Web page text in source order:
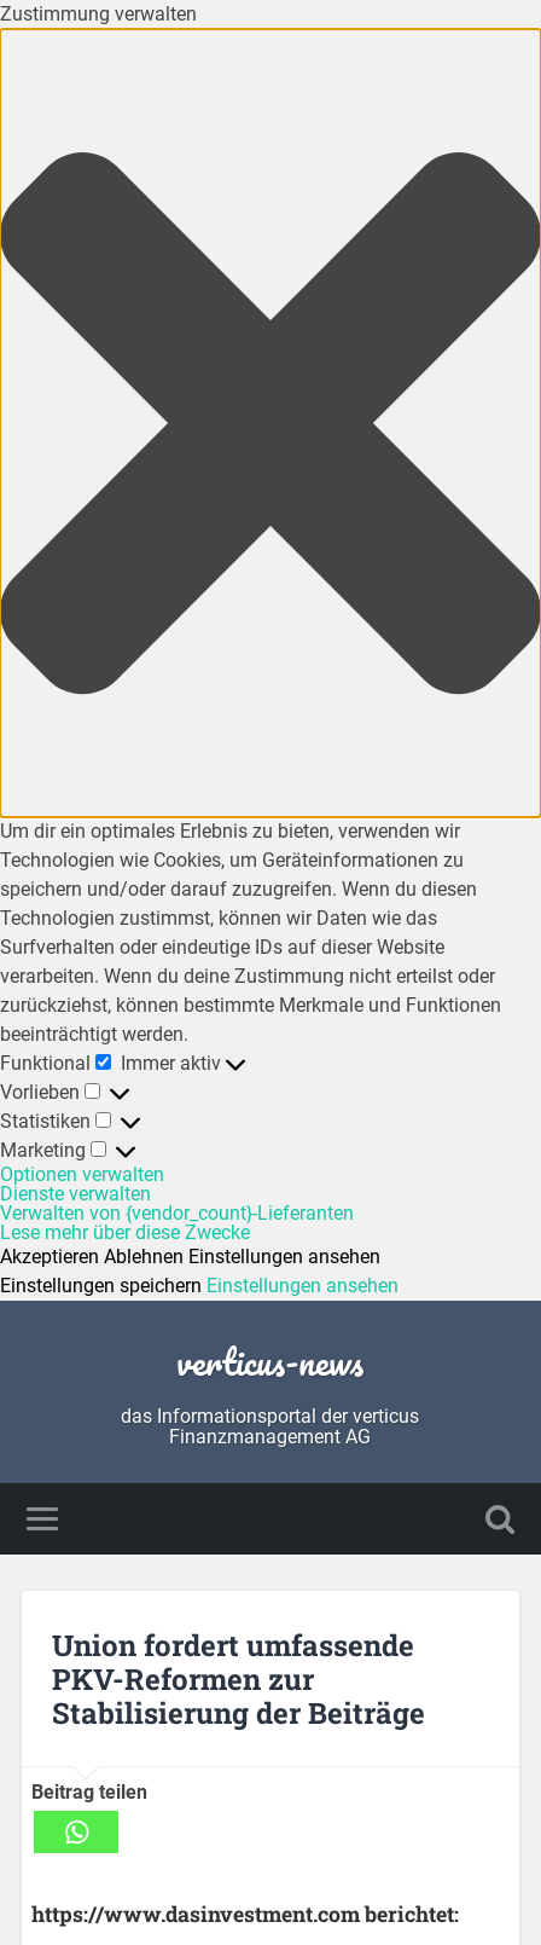
Zustimmung verwalten
Um dir ein optimales Erlebnis zu bieten, verwenden wir
Technologien wie Cookies, um Geräteinformationen zu
speichern und/oder darauf zuzugreifen. Wenn du diesen
Technologien zustimmst, können wir Daten wie das
Surfverhalten oder eindeutige IDs auf dieser Website
verarbeiten. Wenn du deine Zustimmung nicht erteilst oder
zurückziehst, können bestimmte Merkmale und Funktionen
beeinträchtigt werden.
Funktional
Immer aktiv
Vorlieben
Statistiken
Marketing
Optionen verwalten
Dienste verwalten
Verwalten von {vendor_count}-Lieferanten
Lese mehr über diese Zwecke
Akzeptieren Ablehnen Einstellungen ansehen
Einstellungen speichern Einstellungen ansehen
verticus-news
das Informationsportal der verticus
Finanzmanagement AG
Union fordert umfassende
PKV-Reformen zur
Stabilisierung der Beiträge
Beitrag teilen
https://www.dasinvestment.com berichtet: